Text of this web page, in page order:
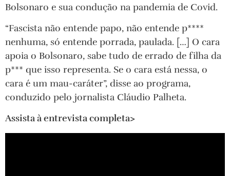
Bolsonaro e sua condução na pandemia de Covid.
“Fascista não entende papo, não entende p****
nenhuma, só entende porrada, paulada. […] O cara
apoia o Bolsonaro, sabe tudo de errado de filha da
p*** que isso representa. Se o cara está nessa, o
cara é um mau-caráter”, disse ao programa,
conduzido pelo jornalista Cláudio Palheta.
Assista à entrevista completa>